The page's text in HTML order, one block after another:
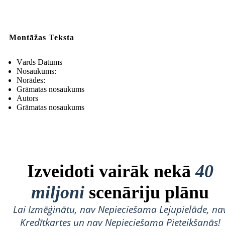
Montāžas Teksta
Vārds Datums
Nosaukums:
Norādes:
Grāmatas nosaukums
Autors
Grāmatas nosaukums
Izveidoti vairāk nekā40
miljoni scenāriju plānu
Lai Izmēģinātu, nav Nepieciešama Lejupielāde,
Kredītkartes un nav Nepieciešama Pieteikšanās!